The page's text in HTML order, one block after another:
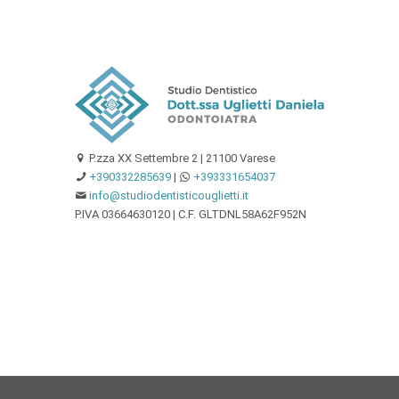
P.zza XX Settembre 2 | 21100 Varese
+390332285639 |
+393331654037
info@studiodentisticouglietti.it
P.IVA 03664630120 | C.F. GLTDNL58A62F952N